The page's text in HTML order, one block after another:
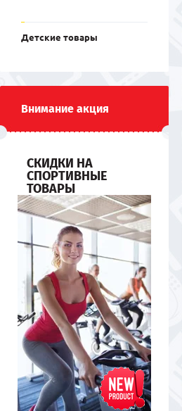
Детские товары
Внимание акция
СКИДКИ НА
СПОРТИВНЫЕ
ТОВАРЫ